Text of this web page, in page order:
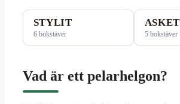
STYLIT
6 bokstäver
ASKET
5 bokstäver
Vad är ett pelarhelgon?